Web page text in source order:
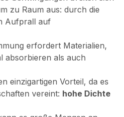
zu Raum aus: durch die
Aufprall auf
erfordert Materialien,
absorbieren als auch
einzigartigen Vorteil, da es
vereint: hohe Dichte